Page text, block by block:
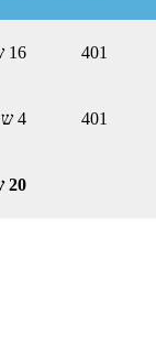
401 16 ש"ס
401 4 ש"ס
20 ש"ס